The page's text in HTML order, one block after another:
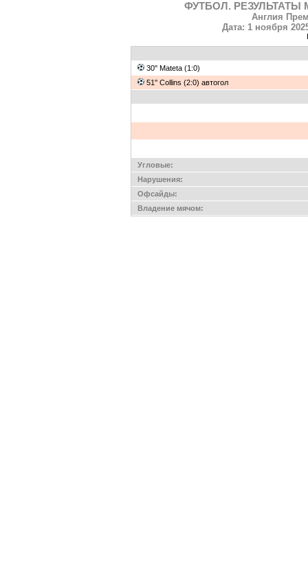
ФУТБОЛ. РЕЗУЛЬТАТЫ
Англия
Дата: 1 ноября
30'' Mateta (1:0)
51'' Collins (2:0) автогол
Угловые:
Нарушения:
Офсайды:
Владение мячом: